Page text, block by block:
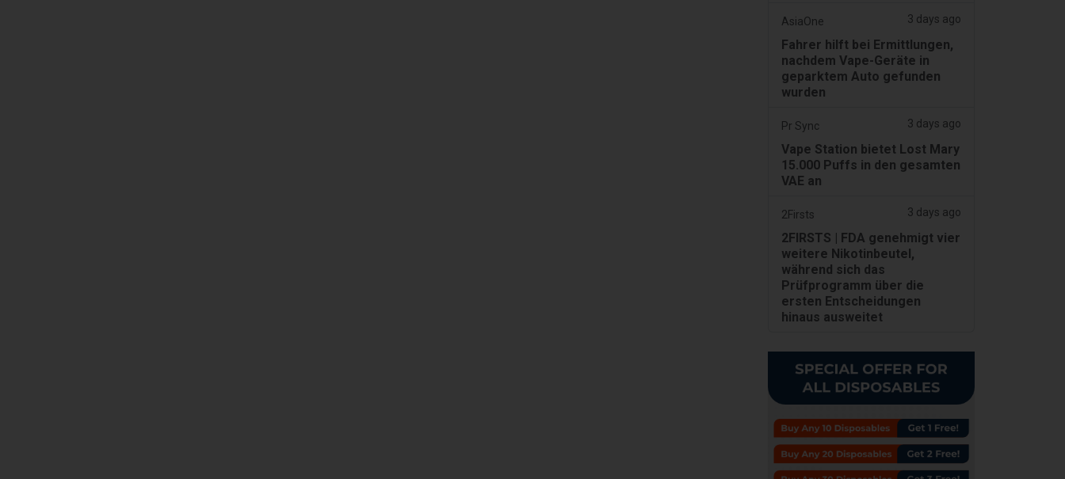
AsiaOne 3 days ago
Fahrer hilft bei Ermittlungen,
nachdem Vape-Geräte in
geparktem Auto gefunden
wurden
Pr Sync 3 days ago
Vape Station bietet Lost Mary
15.000 Puffs in den gesamten
VAE an
2Firsts 3 days ago
2FIRSTS | FDA genehmigt vier
weitere Nikotinbeutel,
während sich das
Prüfprogramm über die
ersten Entscheidungen
hinaus ausweitet